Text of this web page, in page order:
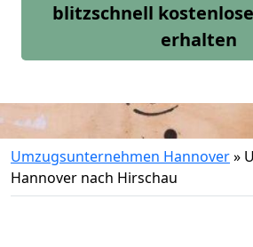
blitzschnell
erhalten
Umzugsunternehmen Hannover»
Hannover nach Hirschau